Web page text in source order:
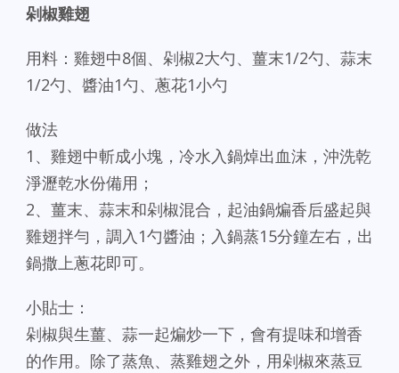
剁椒雞翅
用料：雞翅中8個、剁椒2大勺、薑末1/2勺、蒜末
1/2勺、醬油1勺、蔥花1小勺
做法
1、雞翅中斬成小塊，冷水入鍋焯出血沫，沖洗乾
淨瀝乾水份備用；
2、薑末、蒜末和剁椒混合，起油鍋煸香后盛起與
雞翅拌勻，調入1勺醬油；入鍋蒸15分鐘左右，出
鍋撒上蔥花即可。
小貼士：
剁椒與生薑、蒜一起煸炒一下，會有提味和增香
的作用。除了蒸魚、蒸雞翅之外，用剁椒來蒸豆